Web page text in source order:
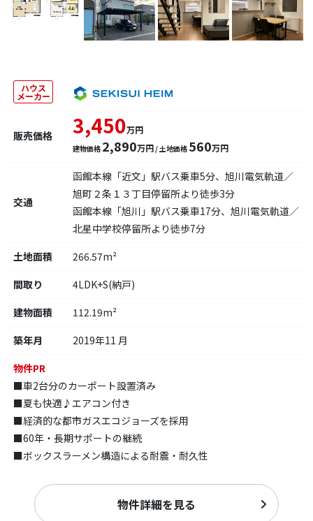
ハウス
メーカー
販売価格 3,450万円
建物価格 2,890万円 / 土地価格 560万円
交通
函館本線「近文」駅バス乗車5分、旭川電気軌道／
旭町２条１３丁目停留所より徒歩3分
函館本線「旭川」駅バス乗車17分、旭川電気軌道／
北星中学校停留所より徒歩7分
土地面積
266.57m²
間取り
4LDK+S(納戸)
建物面積
112.19m²
築年月
2019年11 月
物件PR
■車2台分のカーポート設置済み
■夏も快適♪エアコン付き
■経済的な都市ガスエコジョーズを採用
■60年・長期サポートの継続
■ボックスラーメン構造による耐震・耐久性
物件詳細を見る